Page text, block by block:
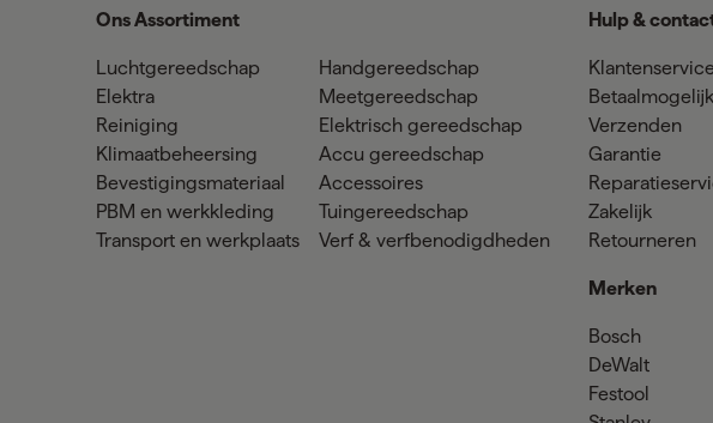
Ons Assortiment
Luchtgereedschap
Elektra
Reiniging
Klimaatbeheersing
Bevestigingsmateriaal
PBM en werkkleding
Transport en werkplaats
Handgereedschap
Meetgereedschap
Elektrisch gereedschap
Accu gereedschap
Accessoires
Tuingereedschap
Verf & verfbenodigdheden
Hulp &
Klantenservice
Verzenden
Garantie
Zakelijk
Retourneren
Merken
Bosch
DeWalt
Festool